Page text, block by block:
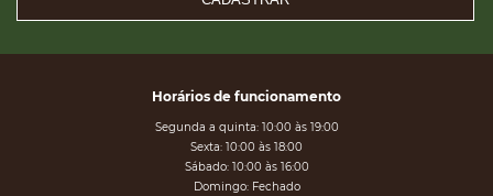
Horários de funcionamento
Segunda a quinta: 10:00 às 19:00
Sexta: 10:00 às 18:00
Sábado: 10:00 às 16:00
Domingo: Fechado